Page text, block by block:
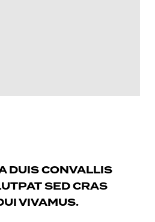
DUIS CONVALLIS
SED CRAS
VIVAMUS.